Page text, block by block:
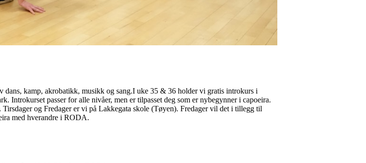
dans, kamp, akrobatikk, musikk og sang.I uke 35 & 36 holder vi gratis introkurs i
Introkurset passer for alle nivåer, men er tilpasset deg som er nybegynner i capoeira.
og Fredager er vi på Lakkegata skole (Tøyen). Fredager vil det i tillegg til
med hverandre i RODA.